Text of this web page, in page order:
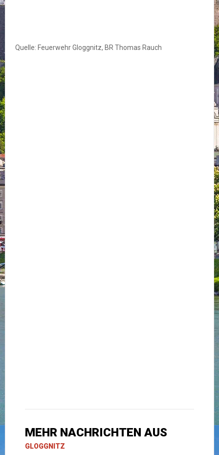
Quelle: Feuerwehr Gloggnitz, BR Thomas Rauch
MEHR NACHRICHTEN AUS
GLOGGNITZ